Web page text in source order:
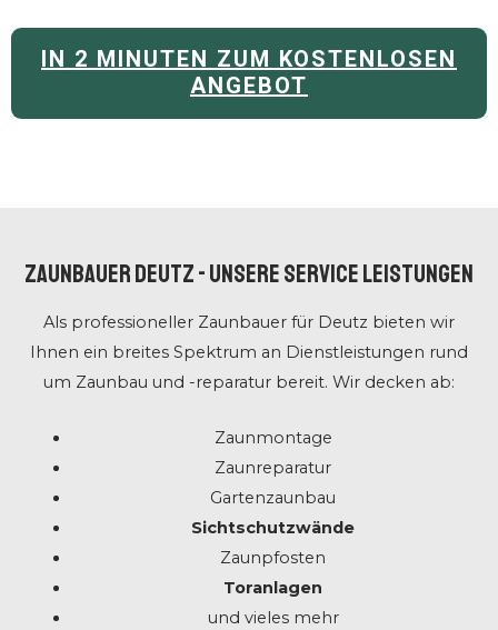
IN 2 MINUTEN ZUM KOSTENLOSEN
ANGEBOT
ZAUNBAUER Deutz - UNSERE SERVICE LEISTUNGEN
Als professioneller Zaunbauer für Deutz bieten wir
Ihnen ein breites Spektrum an Dienstleistungen rund
um Zaunbau und -reparatur bereit. Wir decken ab:
Zaunmontage
Zaunreparatur
Gartenzaunbau
Sichtschutzwände
Zaunpfosten
Toranlagen
und vieles mehr